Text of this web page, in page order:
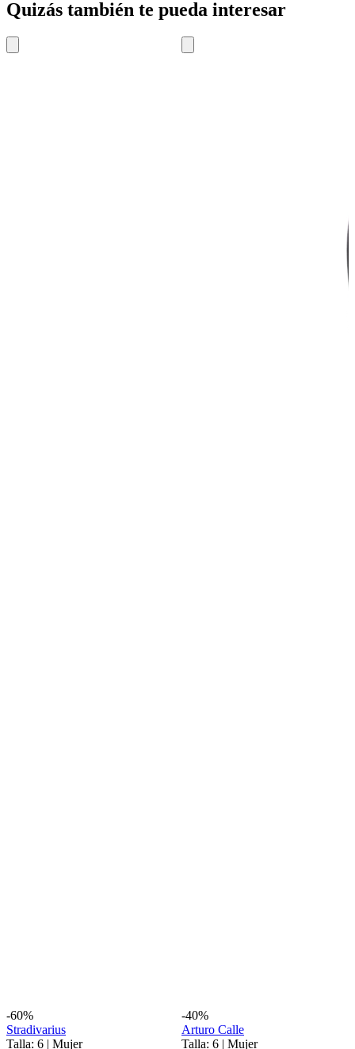
Quizás también te pueda interesar
-60%
Stradivarius
Talla: 6 | Mujer
-40%
Arturo Calle
Talla: 6 | Mujer